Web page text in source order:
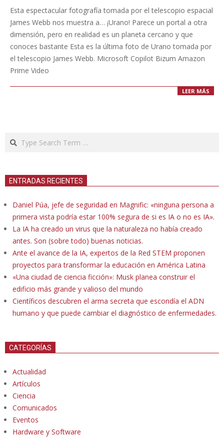
12-
28
Esta espectacular fotografía tomada por el telescopio espacial
James Webb nos muestra a… ¡Urano! Parece un portal a otra
dimensión, pero en realidad es un planeta cercano y que
conoces bastante Esta es la última foto de Urano tomada por
el telescopio James Webb. Microsoft Copilot Bizum Amazon
Prime Video
LEER MÁS
Search
ENTRADAS RECIENTES
Daniel Púa, jefe de seguridad en Magnific: «ninguna persona a
primera vista podría estar 100% segura de si es IA o no es IA».
La IA ha creado un virus que la naturaleza no había creado
antes. Son (sobre todo) buenas noticias.
Ante el avance de la IA, expertos de la Red STEM proponen
proyectos para transformar la educación en América Latina
«Una ciudad de ciencia ficción»: Musk planea construir el
edificio más grande y valioso del mundo
Científicos descubren el arma secreta que escondía el ADN
humano y que puede cambiar el diagnóstico de enfermedades.
CATEGORÍAS
Actualidad
Artículos
Ciencia
Comunicados
Eventos
Hardware y Software